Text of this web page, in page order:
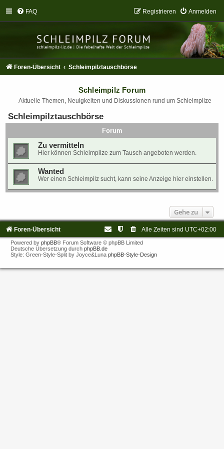
FAQ Anmelden
Registrieren
Foren-Übersicht Schleimpilztauschbörse
Schleimpilz Forum
Aktuelle Themen, Neuigkeiten und Diskussionen rund um Schleimpilze
Schleimpilztauschbörse
Forum
Zu vermitteln
Hier können Schleimpilze zum Tausch angeboten werden.
Wanted
Wer einen Schleimpilz sucht, kann seine Anzeige hier einstellen.
Gehe zu
Foren-Übersicht Alle Zeiten sind UTC+02:00
Powered by phpBB® Forum Software © phpBB Limited
Deutsche Übersetzung durch phpBB.de
Style: Green-Style-Split by Joyce&Luna phpBB-Style-Design